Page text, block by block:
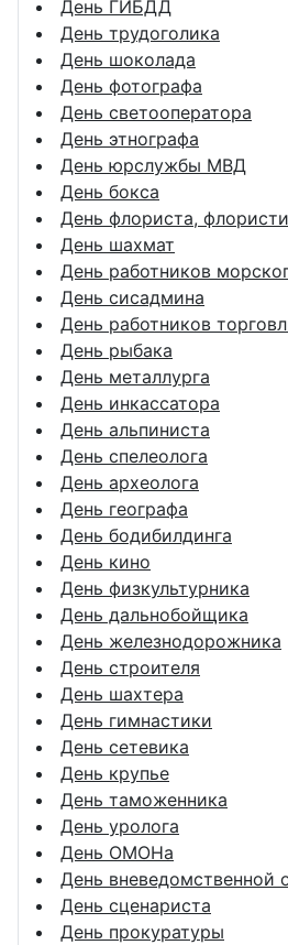
День ГИБДД
День трудоголика
День шоколада
День фотографа
День светооператора
День этнографа
День юрслужбы МВД
День бокса
День флориста,
День шахмат
День работников
День сисадмина
День работников
День рыбака
День металлурга
День инкассатора
День альпиниста
День спелеолога
День археолога
День географа
День бодибилдинга
День кино
День физкультурника
День дальнобойщика
День железнодорожника
День строителя
День шахтера
День гимнастики
День сетевика
День крупье
День таможенника
День уролога
День ОМОНа
День вневедомственной
День сценариста
День прокуратуры